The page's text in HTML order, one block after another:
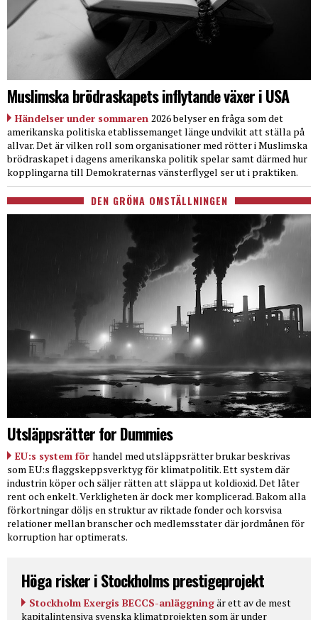
Muslimska brödraskapets inflytande växer i USA
Händelser under sommaren 2026 belyser en fråga som det
amerikanska politiska etablissemanget länge undvikit att ställa på
allvar. Det är vilken roll som organisationer med rötter i Muslimska
brödraskapet i dagens amerikanska politik spelar samt därmed hur
kopplingarna till Demokraternas vänsterflygel ser ut i praktiken.
DEN GRÖNA OMSTÄLLNINGEN
Utsläppsrätter for Dummies
EU:s system för handel med utsläppsrätter brukar beskrivas
som EU:s flaggskeppsverktyg för klimatpolitik. Ett system där
industrin köper och säljer rätten att släppa ut koldioxid. Det låter
rent och enkelt. Verkligheten är dock mer komplicerad. Bakom alla
förkortningar döljs en struktur av riktade fonder och korsvisa
relationer mellan branscher och medlemsstater där jordmånen för
korruption har optimerats.
Höga risker i Stockholms prestigeprojekt
Stockholm Exergis BECCS-anläggningär ett av de mest
kapitalintensiva svenska klimatprojekten som är under